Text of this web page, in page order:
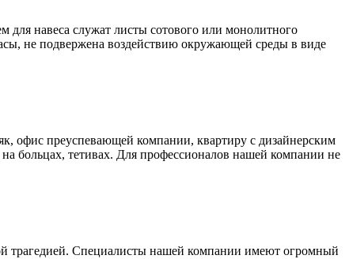
навеса служат листы сотового или монолитного
не подвержена воздействию окружающей среды в виде
офис преуспевающей компании, квартиру с дизайнерским
больцах, тетивах. Для профессионалов нашей компании не
трагедией. Специалисты нашей компании имеют огромный